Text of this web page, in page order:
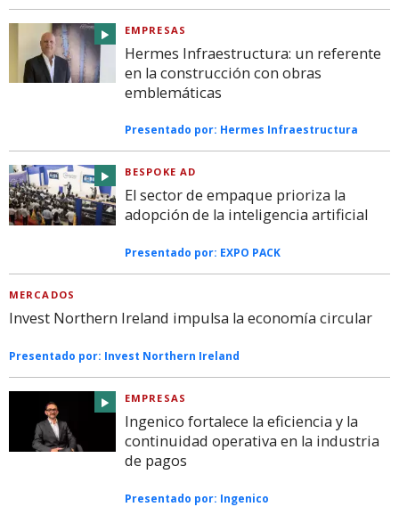
EMPRESAS
Hermes Infraestructura: un referente
en la construcción con obras
emblemáticas
Presentado por: Hermes Infraestructura
BESPOKE AD
El sector de empaque prioriza la
adopción de la inteligencia artificial
Presentado por: EXPO PACK
MERCADOS
Invest Northern Ireland impulsa la economía circular
Presentado por: Invest Northern Ireland
EMPRESAS
Ingenico fortalece la eficiencia y la
continuidad operativa en la industria
de pagos
Presentado por: Ingenico